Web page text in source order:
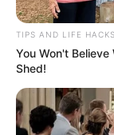
a menor:
TIPS AND LIFE HACKS
You Won't
Shed!